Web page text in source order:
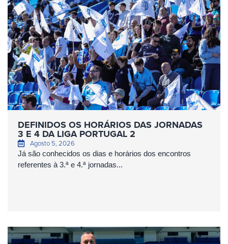
DEFINIDOS OS HORÁRIOS DAS JORNADAS
3 E 4 DA LIGA PORTUGAL 2
Agosto 5, 2026
Já são conhecidos os dias e horários dos encontros
referentes à 3.ª e 4.ª jornadas...